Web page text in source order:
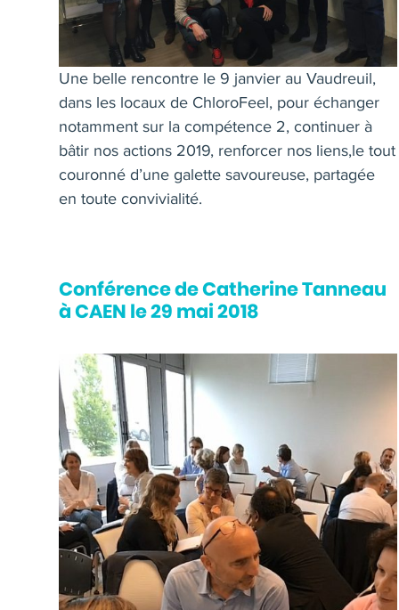
Une belle rencontre le 9 janvier au Vaudreuil,
dans les locaux de ChloroFeel, pour échanger
notamment sur la compétence 2, continuer à
bâtir nos actions 2019, renforcer nos liens,le tout
couronné d’une galette savoureuse, partagée
en toute convivialité.
Conférence de Catherine Tanneau
à CAEN le 29 mai 2018